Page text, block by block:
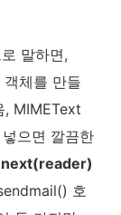
말하면,
체를 만들
, MIMEText
으면 깔끔한
next(reader)
호